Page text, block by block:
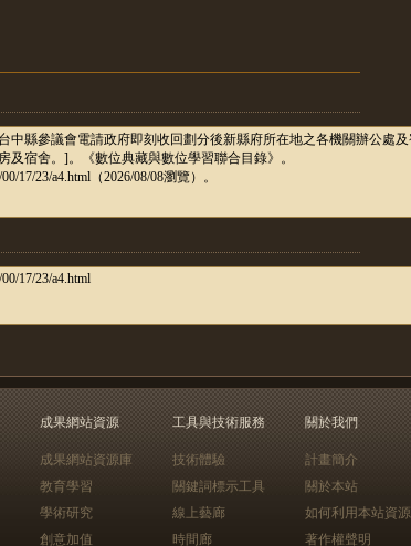
成果網站資源
成果網站資源庫
教育學習
學術研究
創意加值
工具與技術服務
技術體驗
關鍵詞標示工具
線上藝廊
時間廊
關於我們
計畫簡介
關於本站
如何利用本站資源
著作權聲明